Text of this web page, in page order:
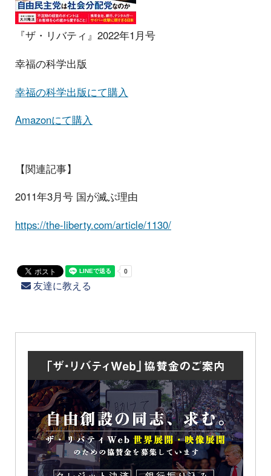
『ザ・リバティ』2022年1月号
幸福の科学出版
幸福の科学出版にて購入
Amazonにて購入
【関連記事】
2011年3月号 国が滅ぶ理由
https://the-liberty.com/article/1130/
友達に教える